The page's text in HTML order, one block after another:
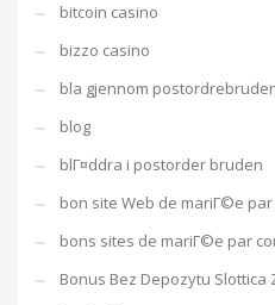
bitcoin casino
bizzo casino
bla gjennom
blog
blГ¤ddra i postorder bruden
bon site Web de mariГ©e
bons sites de mariГ©e par
Bonus Bez Depozytu Slottica